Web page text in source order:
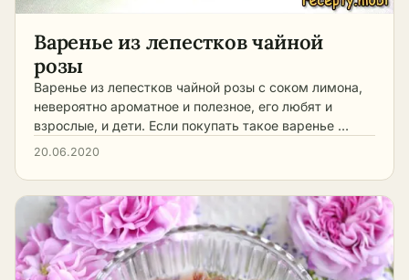
Варенье из лепестков чайной
розы
Варенье из лепестков чайной розы с соком лимона,
невероятно ароматное и полезное, его любят и
взрослые, и дети. Если покупать такое варенье …
20.06.2020